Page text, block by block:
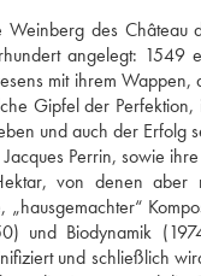
des
angelegt: 1549
mit ihrem
Gipfel der
und auch der Erfolg
Perrin, sowie
von denen
und Biodynamik
und schließlich